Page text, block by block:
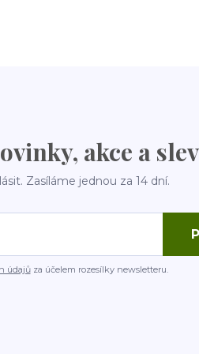
akce a
Zasíláme jednou za 14 dní.
údajůza účelem rozesílky newsletteru.